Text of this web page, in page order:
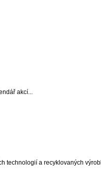
akcí...
technologií a recyklovaných